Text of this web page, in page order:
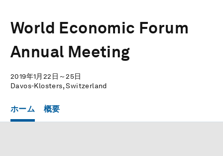
World Economic Forum
Annual Meeting
2019年1月22日～25日
Davos-Klosters, Switzerland
ホーム 概要